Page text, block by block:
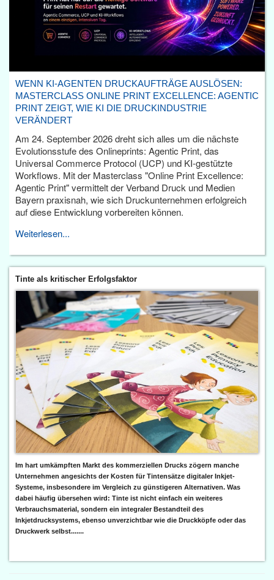
WENN KI-AGENTEN DRUCKAUFTRÄGE AUSLÖSEN:
MASTERCLASS ONLINE PRINT EXCELLENCE: AGENTIC
PRINT ZEIGT, WIE KI DIE DRUCKINDUSTRIE
VERÄNDERT
Am 24. September 2026 dreht sich alles um die nächste
Evolutionsstufe des Onlineprints: Agentic Print, das
Universal Commerce Protocol (UCP) und KI-gestützte
Workflows. Mit der Masterclass "Online Print Excellence:
Agentic Print" vermittelt der Verband Druck und Medien
Bayern praxisnah, wie sich Druckunternehmen erfolgreich
auf diese Entwicklung vorbereiten können.
Weiterlesen...
Tinte als kritischer Erfolgsfaktor
Im hart umkämpften Markt des kommerziellen Drucks zögern manche
Unternehmen angesichts der Kosten für Tintensätze digitaler Inkjet-
Systeme, insbesondere im Vergleich zu günstigeren Alternativen. Was
dabei häufig übersehen wird: Tinte ist nicht einfach ein weiteres
Verbrauchsmaterial, sondern ein integraler Bestandteil des
Inkjetdrucksystems, ebenso unverzichtbar wie die Druckköpfe oder das
Druckwerk selbst.......